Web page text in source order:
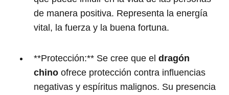
de manera positiva. Representa la energía
vital, la fuerza y la buena fortuna.
**Protección:** Se cree que el dragón
chino ofrece protección contra influencias
negativas y espíritus malignos. Su presencia